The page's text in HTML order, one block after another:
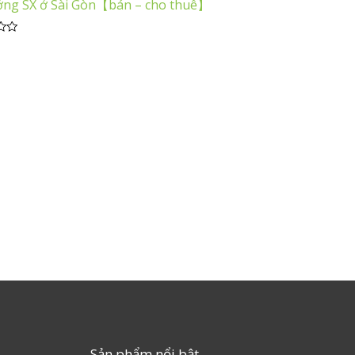
SX ở Sài Gòn【bán – cho thuê】